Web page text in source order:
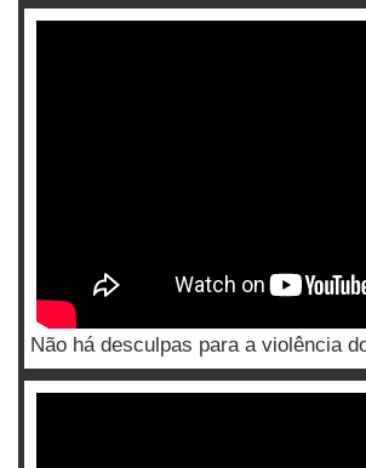
Não há desculpas para a violência